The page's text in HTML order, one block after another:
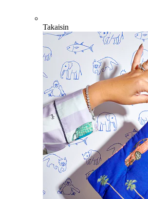
Takaisin